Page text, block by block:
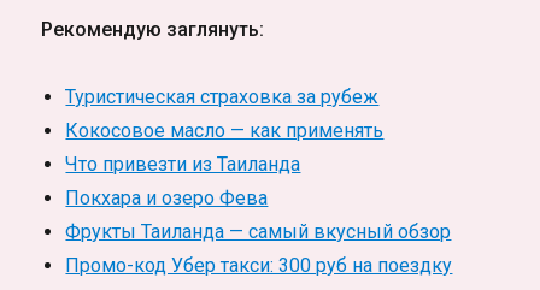
Рекомендую заглянуть:
Туристическая страховка за рубеж
Кокосовое масло — как применять
Что привезти из Таиланда
Покхара и озеро Фева
Фрукты Таиланда — самый вкусный обзор
Промо-код Убер такси: 300 руб на поездку